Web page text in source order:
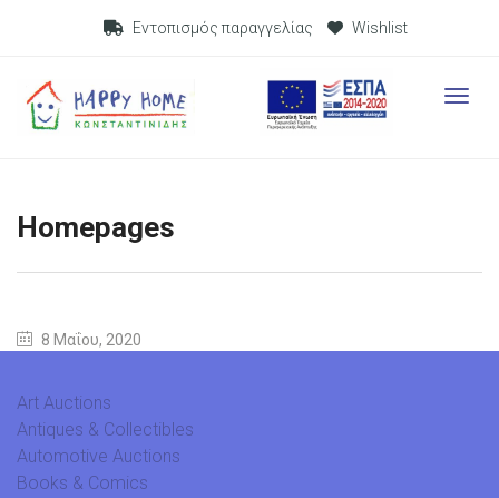
Εντοπισμός παραγγελίας Visit Link
Wishlist
Visit
Homepages
8 Μαΐου, 2020
Art Auctions
Antiques & Collectibles
Automotive Auctions
Books & Comics